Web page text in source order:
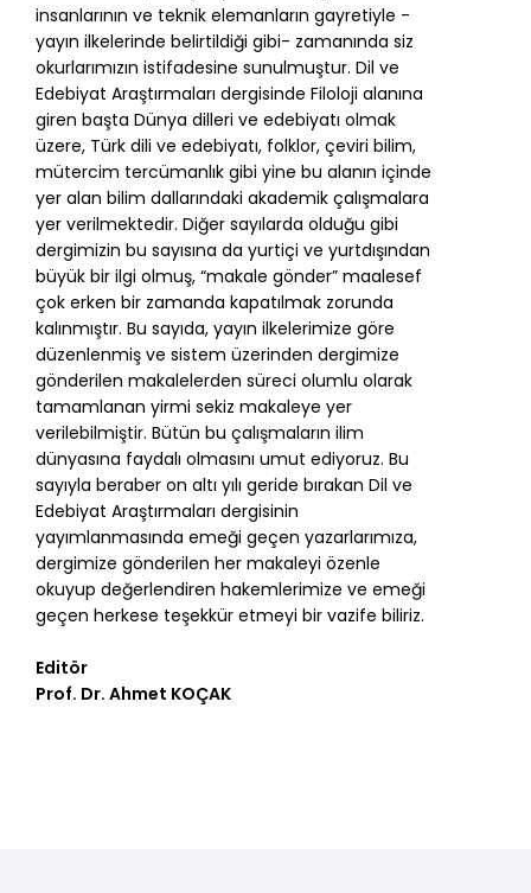
insanlarının ve teknik elemanların gayretiyle -
yayın ilkelerinde belirtildiği gibi- zamanında siz
okurlarımızın istifadesine sunulmuştur. Dil ve
Edebiyat Araştırmaları dergisinde Filoloji alanına
giren başta Dünya dilleri ve edebiyatı olmak
üzere, Türk dili ve edebiyatı, folklor, çeviri bilim,
mütercim tercümanlık gibi yine bu alanın içinde
yer alan bilim dallarındaki akademik çalışmalara
yer verilmektedir. Diğer sayılarda olduğu gibi
dergimizin bu sayısına da yurtiçi ve yurtdışından
büyük bir ilgi olmuş, “makale gönder” maalesef
çok erken bir zamanda kapatılmak zorunda
kalınmıştır. Bu sayıda, yayın ilkelerimize göre
düzenlenmiş ve sistem üzerinden dergimize
gönderilen makalelerden süreci olumlu olarak
tamamlanan yirmi sekiz makaleye yer
verilebilmiştir. Bütün bu çalışmaların ilim
dünyasına faydalı olmasını umut ediyoruz. Bu
sayıyla beraber on altı yılı geride bırakan Dil ve
Edebiyat Araştırmaları dergisinin
yayımlanmasında emeği geçen yazarlarımıza,
dergimize gönderilen her makaleyi özenle
okuyup değerlendiren hakemlerimize ve emeği
geçen herkese teşekkür etmeyi bir vazife biliriz.
Editör
Prof. Dr. Ahmet KOÇAK